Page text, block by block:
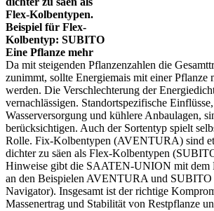
Flex-Kolbentypen.
Beispiel für Flex-
Kolbentyp: SUBITO
Eine Pflanze mehr
Da mit steigenden Pflanzenzahlen die
zunimmt, sollte Energiemais mit einer Pflanze
werden. Die Verschlechterung der
vernachlässigen. Standortspezifische
Wasserversorgung und kühlere Anbaulagen,
berücksichtigen. Auch der Sortentyp spielt
Rolle. Fix-Kolbentypen (AVENTURA) sind
dichter zu säen als Flex-Kolbentypen
Hinweise gibt die SAATEN-UNION mit
an den Beispielen AVENTURA und SUBITO
Navigator). Insgesamt ist der richtige
Massenertrag und Stabilität von Restpflanze